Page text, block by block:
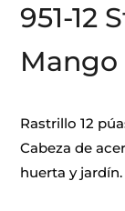
951-12
Mango
Rastrillo 12
Cabeza de
huerta y jardín.